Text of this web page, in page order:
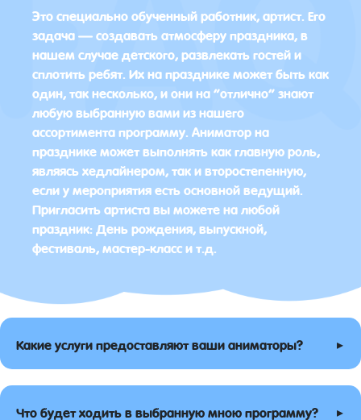
Это специально обученный работник, артист. Его
задача — создавать атмосферу праздника, в
нашем случае детского, развлекать гостей и
сплотить ребят. Их на празднике может быть как
один, так несколько, и они на “отлично” знают
любую выбранную вами из нашего
ассортимента программу. Аниматор на
празднике может выполнять как главную роль,
являясь хедлайнером, так и второстепенную,
если у мероприятия есть основной ведущий.
Пригласить артиста вы можете на любой
праздник: День рождения, выпускной,
фестиваль, мастер-класс и т.д.
Какие услуги предоставляют ваши аниматоры? ▸
Что будет ходить в выбранную мною программу? ▸